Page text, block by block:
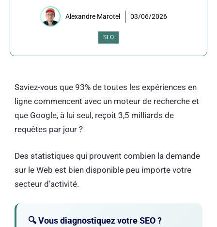
Alexandre Marotel 03/06/2026
SEO
Saviez-vous que 93% de toutes les expériences en
ligne commencent avec un moteur de recherche et
que Google, à lui seul, reçoit 3,5 milliards de
requêtes par jour ?
Des statistiques qui prouvent combien la demande
sur le Web est bien disponible peu importe votre
secteur d’activité.
🔍 Vous diagnostiquez votre SEO ?